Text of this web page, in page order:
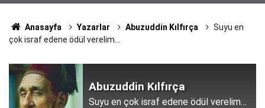
Anasayfa Yazarlar Abuzuddin Kılfırça
Suyu en
çok israf edene ödül verelim…
Abuzuddin Kılfırça
Suyu en çok israf edene ödül verelim…